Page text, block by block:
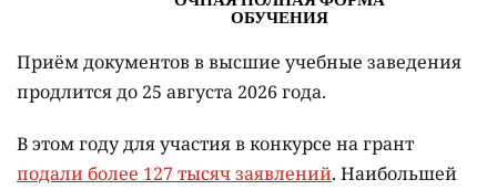
Приём документов в высшие учебные заведения
продлится до 25 августа 2026 года.
В этом году для участия в конкурсе на грант
подали более 127 тысяч заявлений. Наибольшей